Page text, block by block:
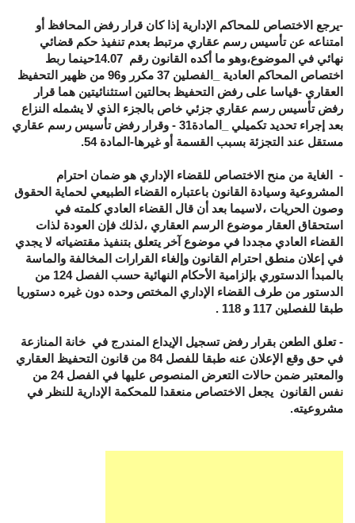
-يرجع الاختصاص للمحاكم الإدارية إذا كان قرار رفض المحافظ أو
امتناعه عن تأسيس رسم عقاري مرتبط بعدم تنفيذ حكم قضائي
نهائي في الموضوع،وهو ما أكده القانون رقم 14.07حينما ربط
اختصاص المحاكم العادية _الفصلين 37 مكرر و96 من ظهير التحفيظ
العقاري -قياسا على رفض التحفيظ بحالتين استثنائيتين هما قرار
رفض تأسيس رسم عقاري جزئي خاص بالجزء الذي لا يشمله النزاع
بعد إجراء تحديد تكميلي _المادة31 - وقرار رفض تأسيس رسم عقاري
مستقل عند التجزئة بسبب القسمة أو غيرها-المادة 54.
- الغاية من منح الاختصاص للقضاء الإداري هو ضمان احترام
المشروعية وسيادة القانون باعتباره القضاء الطبيعي لحماية الحقوق
وصون الحريات ،لاسيما بعد أن قال القضاء العادي كلمته في
استحقاق العقار موضوع الرسم العقاري ،لذلك فإن العودة لذات
القضاء العادي مجددا في موضوع آخر يتعلق بتنفيذ مقتضياته لا يجدي
في إعلان منطق احترام القانون وإلغاء القرارات المخالفة والماسة
بالمبدأ الدستوري بإلزامية الأحكام النهائية حسب الفصل 124 من
الدستور من طرف القضاء الإداري المختص وحده دون غيره دستوريا
طبقا للفصلين 117 و 118 .
- تعلق الطعن بقرار رفض تسجيل الإيداع المندرج في خانة المنازعة
في حق وقع الإعلان عنه طبقا للفصل 84 من قانون التحفيظ العقاري
والمعتبر ضمن حالات التعرض المنصوص عليها في الفصل 24 من
نفس القانون يجعل الاختصاص منعقدا للمحكمة الإدارية للنظر في
مشروعيته.